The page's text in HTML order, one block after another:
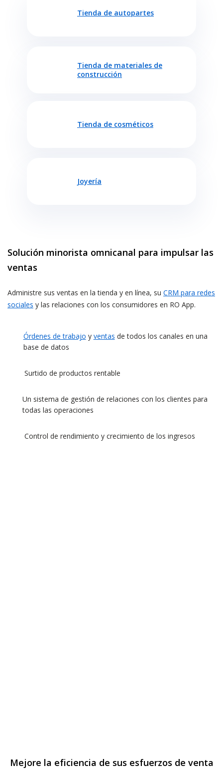
Tienda de autopartes
Tienda de materiales de
construcción
Tienda de cosméticos
Joyería
Solución minorista omnicanal para impulsar las
ventas
Administre sus ventas en la tienda y en línea, su CRM para redes
sociales y las relaciones con los consumidores en RO App.
Órdenes de trabajo y ventas de todos los canales en una
base de datos
Surtido de productos rentable
Un sistema de gestión de relaciones con los clientes para
todas las operaciones
Control de rendimiento y crecimiento de los ingresos
Mejore la eficiencia de sus esfuerzos de venta